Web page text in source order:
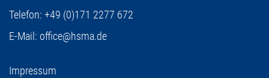
Telefon: +49 (0)171 2277 672
E-Mail: office@hsma.de
Impressum